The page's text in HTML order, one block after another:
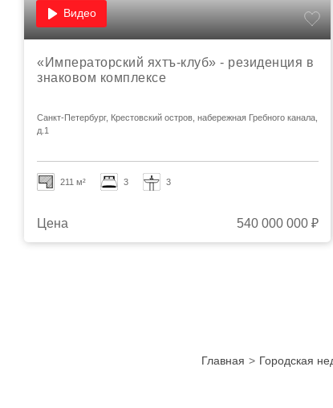
Видео
«Императорский яхтъ-клуб» - резиденция в
знаковом комплексе
Санкт-Петербург, Крестовский остров, набережная Гребного канала,
д.1
211 м² 3 3
Цена 540 000 000 ₽
Главная Городская